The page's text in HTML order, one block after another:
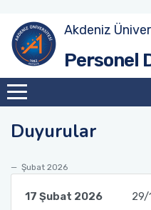
Akdeniz
Personel
Duyurular
Şubat 2026
17 Şubat 2026 29/
Akademik Atama Şube
Akademik Görevlendirme ve
Müdürlüğü
İdari Personel Şube